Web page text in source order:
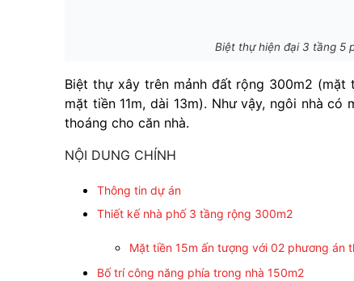
Biệt thự hiện đại 3 tầng 5
Biệt thự xây trên mảnh đất rộng 300m2
mặt tiền 11m, dài 13m). Như vậy, ngôi nhà
thoáng cho căn nhà.
NỘI DUNG CHÍNH
Thông tin dự án
Thiết kế nhà phố 3 tầng rộng 300m2
Mặt tiền 15m ấn tượng với 02 phương án
Bố trí công năng phía trong nhà 150m2